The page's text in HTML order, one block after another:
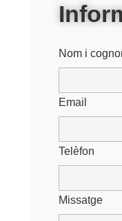
Nom i
Email
Telèfon
Missatge